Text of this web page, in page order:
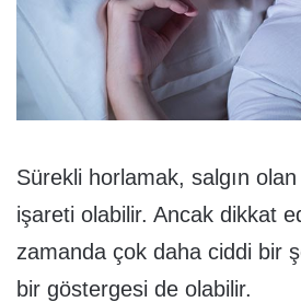
Sürekli horlamak, salgın
işareti olabilir. Ancak dikkat
zamanda çok daha ciddi bir
bir göstergesi de olabilir.